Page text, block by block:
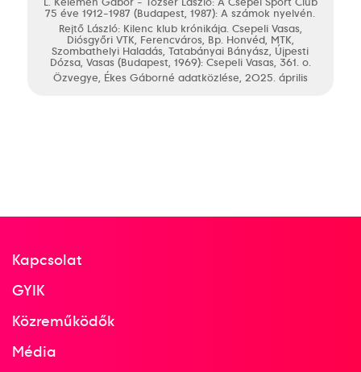
75 éve 1912-1987 (Budapest, 1987): A számok nyelvén.
Rejtő László: Kilenc klub krónikája. Csepeli Vasas,
Diósgyőri VTK, Ferencváros, Bp. Honvéd, MTK,
Szombathelyi Haladás, Tatabányai Bányász, Újpesti
Dózsa, Vasas (Budapest, 1969): Csepeli Vasas, 361. o.
Özvegye, Ékes Gáborné adatközlése, 2025. április
Kapcsolat
GYIK
Közreműködők
Média